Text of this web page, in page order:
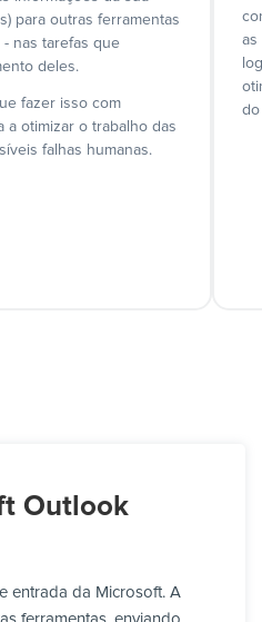
para outras ferramentas
nas tarefas que
deles.
fazer isso com
a otimizar o trabalho das
falhas humanas.
as
do
Outlook
entrada da Microsoft. A